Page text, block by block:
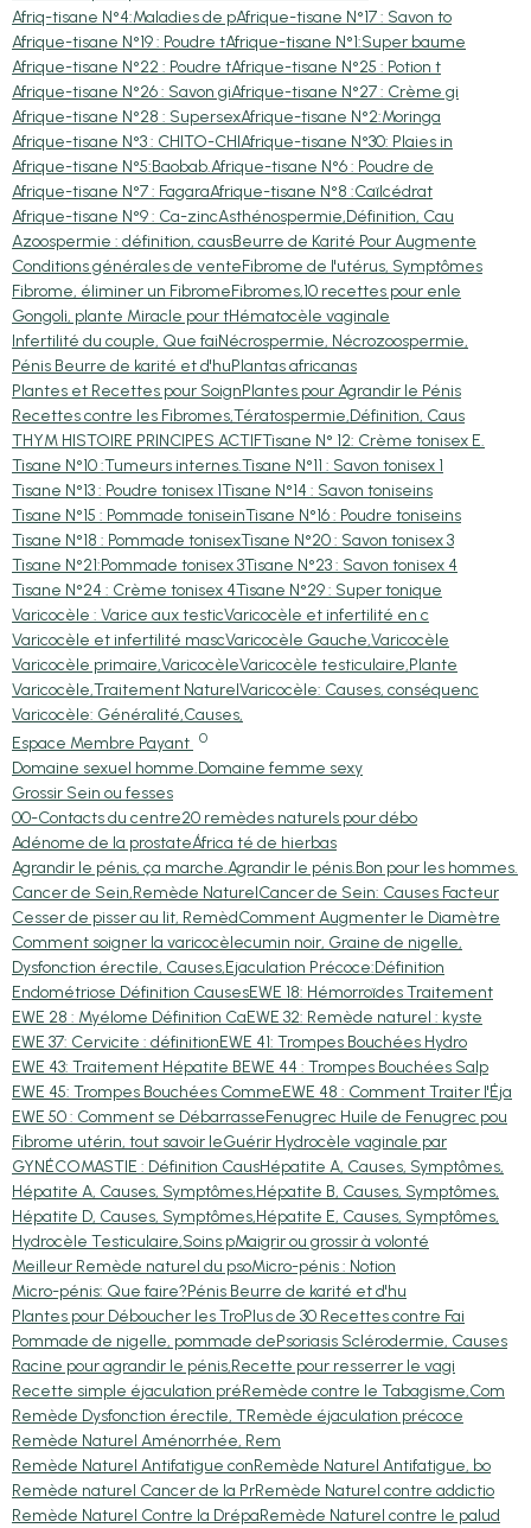
Afriq-tisane N°4:Maladies de pAfrique-tisane N°17 : Savon to
Afrique-tisane N°19 : Poudre tAfrique-tisane N°1:Super baume
Afrique-tisane N°22 : Poudre tAfrique-tisane N°25 : Potion t
Afrique-tisane N°26 : Savon giAfrique-tisane N°27 : Crème gi
Afrique-tisane N°28 : SupersexAfrique-tisane N°2:Moringa
Afrique-tisane N°3 : CHITO-CHIAfrique-tisane N°30: Plaies in
Afrique-tisane N°5:Baobab.Afrique-tisane N°6 : Poudre de
Afrique-tisane N°7 : FagaraAfrique-tisane N°8 :Caïlcédrat
Afrique-tisane N°9 : Ca-zincAsthénospermie,Définition, Cau
Azoospermie : définition, causBeurre de Karité Pour Augmente
Conditions générales de venteFibrome de l'utérus, Symptômes
Fibrome, éliminer un FibromeFibromes,10 recettes pour enle
Gongoli, plante Miracle pour tHématocèle vaginale
Infertilité du couple, Que faiNécrospermie, Nécrozoospermie,
Pénis Beurre de karité et d'huPlantas africanas
Plantes et Recettes pour SoignPlantes pour Agrandir le Pénis
Recettes contre les Fibromes,Tératospermie,Définition, Caus
THYM HISTOIRE PRINCIPES ACTIFTisane N° 12: Crème tonisex E.
Tisane N°10 :Tumeurs internes.Tisane N°11 : Savon tonisex 1
Tisane N°13 : Poudre tonisex 1Tisane N°14 : Savon toniseins
Tisane N°15 : Pommade toniseinTisane N°16 : Poudre toniseins
Tisane N°18 : Pommade tonisexTisane N°20 : Savon tonisex 3
Tisane N°21:Pommade tonisex 3Tisane N°23 : Savon tonisex 4
Tisane N°24 : Crème tonisex 4Tisane N°29 : Super tonique
Varicocèle : Varice aux testicVaricocèle et infertilité en c
Varicocèle et infertilité mascVaricocèle Gauche,Varicocèle
Varicocèle primaire,VaricocèleVaricocèle testiculaire,Plante
Varicocèle,Traitement NaturelVaricocèle: Causes, conséquenc
Varicocèle: Généralité,Causes,
Espace Membre Payant 0
Domaine sexuel homme.Domaine femme sexy
Grossir Sein ou fesses
00-Contacts du centre20 remèdes naturels pour débo
Adénome de la prostateÁfrica té de hierbas
Agrandir le pénis, ça marche.Agrandir le pénis.Bon pour les hommes.
Cancer de Sein,Remède NaturelCancer de Sein: Causes Facteur
Cesser de pisser au lit, RemèdComment Augmenter le Diamètre
Comment soigner la varicocèlecumin noir, Graine de nigelle,
Dysfonction érectile, Causes,Ejaculation Précoce:Définition
Endométriose Définition CausesEWE 18: Hémorroïdes Traitement
EWE 28 : Myélome Définition CaEWE 32: Remède naturel : kyste
EWE 37: Cervicite : définitionEWE 41: Trompes Bouchées Hydro
EWE 43: Traitement Hépatite BEWE 44 : Trompes Bouchées Salp
EWE 45: Trompes Bouchées CommeEWE 48 : Comment Traiter l'Éja
EWE 50 : Comment se DébarrasseFenugrec Huile de Fenugrec pou
Fibrome utérin, tout savoir leGuérir Hydrocèle vaginale par
GYNÉCOMASTIE : Définition CausHépatite A, Causes, Symptômes,
Hépatite A, Causes, Symptômes,Hépatite B, Causes, Symptômes,
Hépatite D, Causes, Symptômes,Hépatite E, Causes, Symptômes,
Hydrocèle Testiculaire,Soins pMaigrir ou grossir à volonté
Meilleur Remède naturel du psoMicro-pénis : Notion
Micro-pénis: Que faire?Pénis Beurre de karité et d'hu
Plantes pour Déboucher les TroPlus de 30 Recettes contre Fai
Pommade de nigelle, pommade dePsoriasis Sclérodermie, Causes
Racine pour agrandir le pénis,Recette pour resserrer le vagi
Recette simple éjaculation préRemède contre le Tabagisme,Com
Remède Dysfonction érectile, TRemède éjaculation précoce
Remède Naturel Aménorrhée, Rem
Remède Naturel Antifatigue conRemède Naturel Antifatigue, bo
Remède naturel Cancer de la PrRemède Naturel contre addictio
Remède Naturel Contre la DrépaRemède Naturel contre le palud